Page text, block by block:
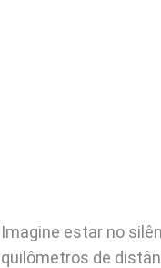
Imagine estar no
quilômetros de